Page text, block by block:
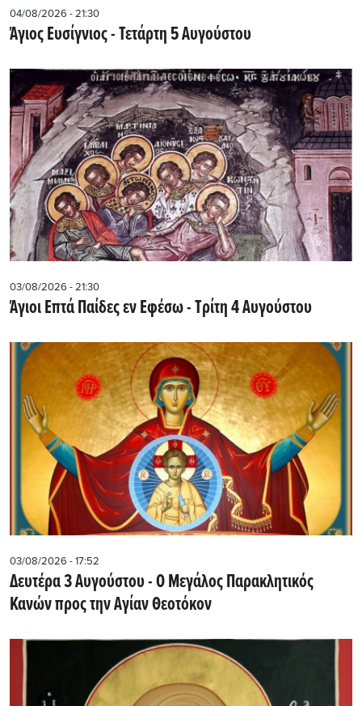
04/08/2026 - 21:30
Άγιος Ευσίγνιος - Τετάρτη 5 Αυγούστου
03/08/2026 - 21:30
Άγιοι Επτά Παίδες εν Εφέσω - Τρίτη 4 Αυγούστου
03/08/2026 - 17:52
Δευτέρα 3 Αυγούστου - Ο Μεγάλος Παρακλητικός
Κανών προς την Αγίαν Θεοτόκον